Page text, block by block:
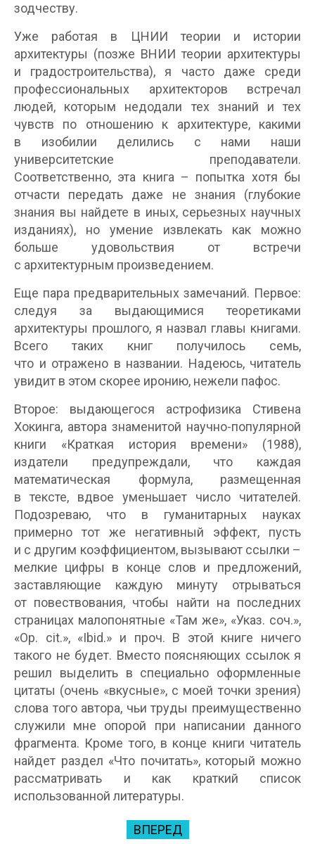
зодчеству.
Уже работая в ЦНИИ теории и истории
архитектуры (позже ВНИИ теории архитектуры
и градостроительства), я часто даже среди
профессиональных архитекторов встречал
людей, которым недодали тех знаний и тех
чувств по отношению к архитектуре, какими
в изобилии делились с нами наши
университетские преподаватели.
Соответственно, эта книга – попытка хотя бы
отчасти передать даже не знания (глубокие
знания вы найдете в иных, серьезных научных
изданиях), но умение извлекать как можно
больше удовольствия от встречи
с архитектурным произведением.
Еще пара предварительных замечаний. Первое:
следуя за выдающимися теоретиками
архитектуры прошлого, я назвал главы книгами.
Всего таких книг получилось семь,
что и отражено в названии. Надеюсь, читатель
увидит в этом скорее иронию, нежели пафос.
Второе: выдающегося астрофизика Стивена
Хокинга, автора знаменитой научно-популярной
книги «Краткая история времени» (1988),
издатели предупреждали, что каждая
математическая формула, размещенная
в тексте, вдвое уменьшает число читателей.
Подозреваю, что в гуманитарных науках
примерно тот же негативный эффект, пусть
и с другим коэффициентом, вызывают ссылки –
мелкие цифры в конце слов и предложений,
заставляющие каждую минуту отрываться
от повествования, чтобы найти на последних
страницах малопонятные «Там же», «Указ. соч.»,
«Op. cit.», «Ibid.» и проч. В этой книге ничего
такого не будет. Вместо поясняющих ссылок я
решил выделить в специально оформленные
цитаты (очень «вкусные», с моей точки зрения)
слова того автора, чьи труды преимущественно
служили мне опорой при написании данного
фрагмента. Кроме того, в конце книги читатель
найдет раздел «Что почитать», который можно
рассматривать и как краткий список
использованной литературы.
ВПЕРЕД